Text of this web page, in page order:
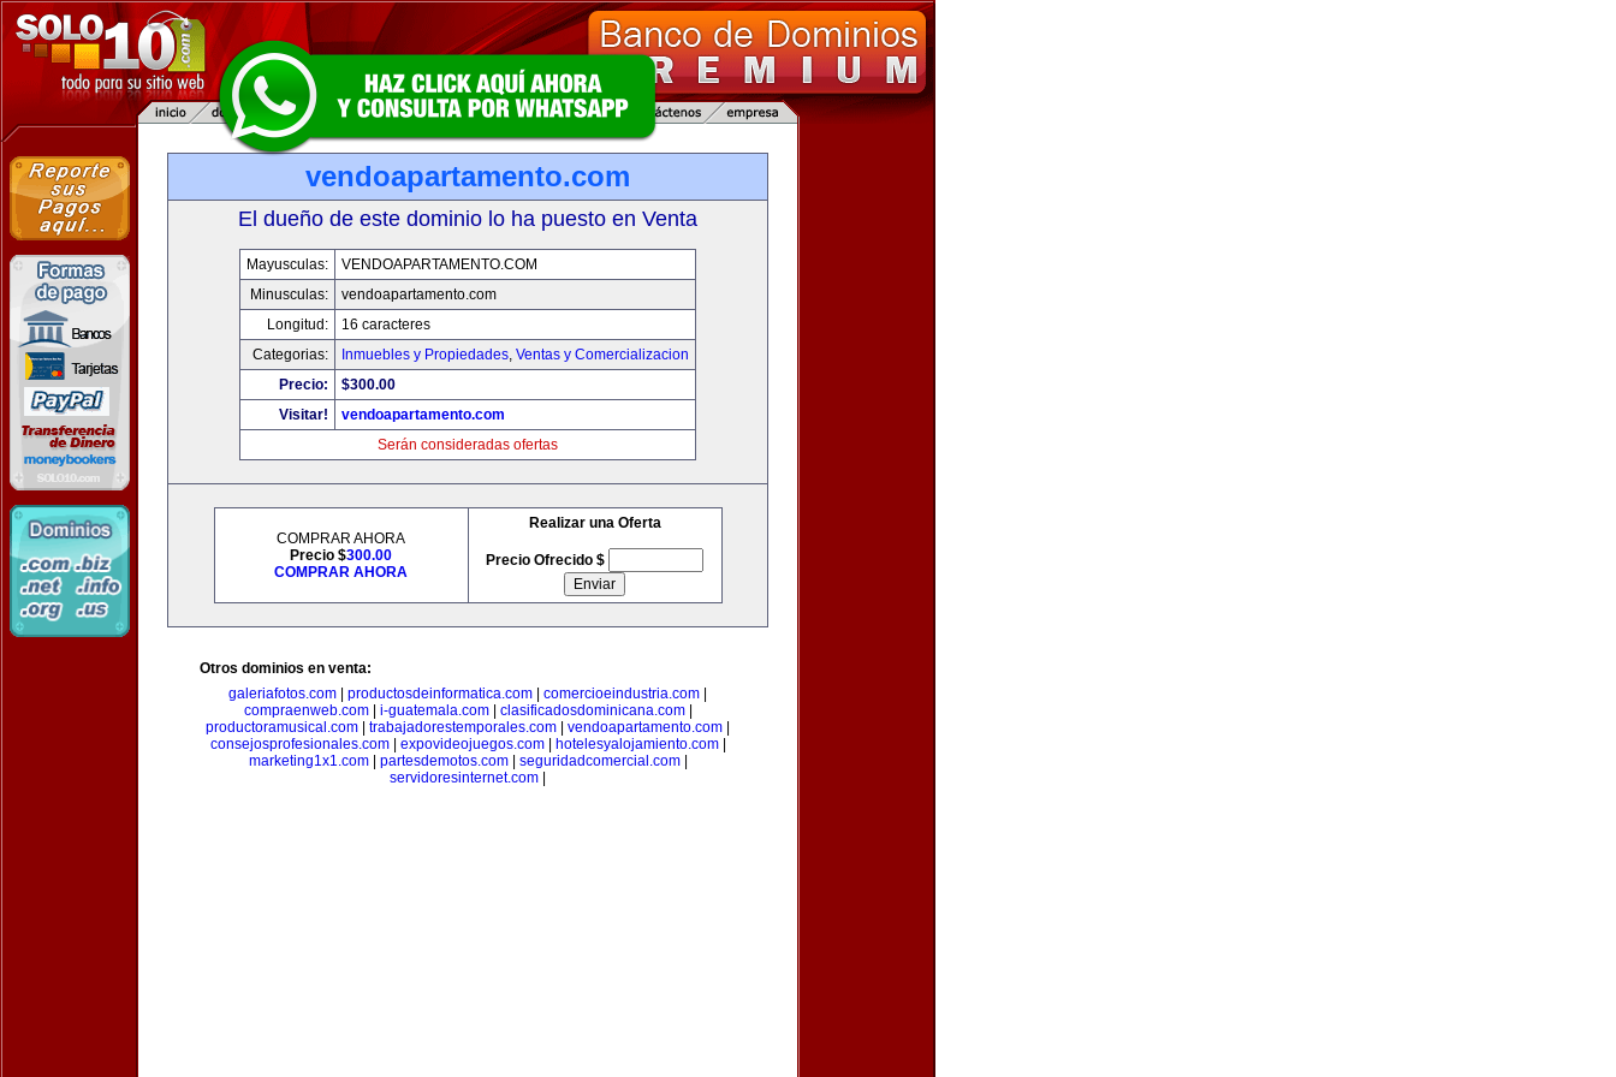
vendoapartamento.com
El dueño de este dominio lo ha puesto en Venta
Mayusculas:
VENDOAPARTAMENTO.COM
Minusculas:
vendoapartamento.com
Longitud:
16 caracteres
Categorias:
Inmuebles y Propiedades, Ventas y Comercializacion
Precio:
$300.00
Visitar!
vendoapartamento.com
Serán consideradas ofertas
COMPRAR AHORA
Precio $300.00
COMPRAR AHORA
Realizar una Oferta
Precio Ofrecido $
Otros dominios en venta:
galeriafotos.com
productosdeinformatica.com comercioeindustria.com
compraenweb.com| i-guatemala.com| clasificadosdominicana.com|
productoramusical.com
trabajadorestemporales.com vendoapartamento.com
consejosprofesionales.com| expovideojuegos.com| hotelesyalojamiento.com|
marketing1x1.com| partesdemotos.com| seguridadcomercial.com|
servidoresinternet.com